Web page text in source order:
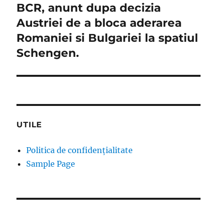
Next
post:
BCR, anunt dupa decizia
Austriei de a bloca aderarea
Romaniei si Bulgariei la spatiul
Schengen.
UTILE
Politica de confidențialitate
Sample Page